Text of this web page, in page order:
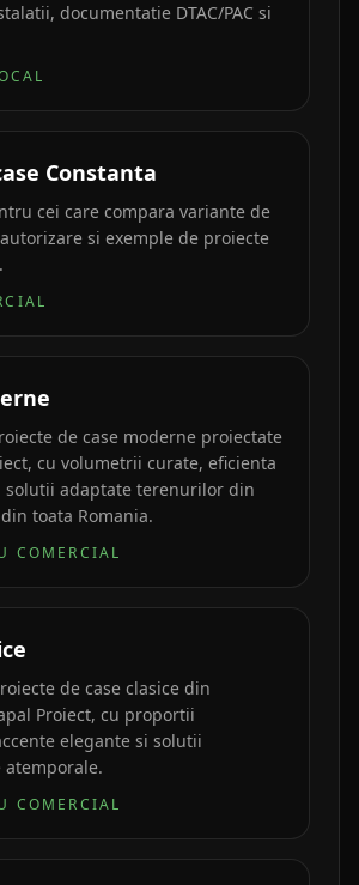
documentatie DTAC/PAC si
Constanta
cei care compara variante de
si exemple de proiecte
de case moderne proiectate
cu volumetrii curate, eficienta
solutii adaptate terenurilor din
toata Romania.
COMERCIAL
de case clasice din
Proiect, cu proportii
elegante si solutii
COMERCIAL